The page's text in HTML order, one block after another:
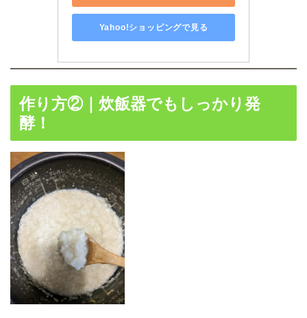
Yahoo!ショッピングで見る
作り方②｜炊飯器でもしっかり発
酵！